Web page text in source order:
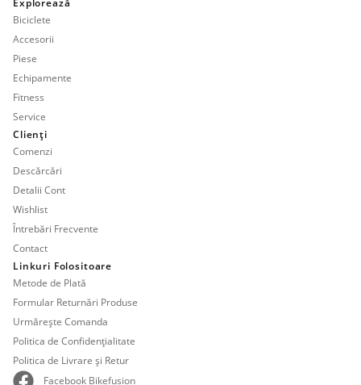
Biciclete
Accesorii
Piese
Echipamente
Fitness
Service
Clienți
Comenzi
Descărcări
Detalii Cont
Wishlist
Întrebări Frecvente
Contact
Linkuri Folositoare
Metode de Plată
Formular Returnări Produse
Urmărește Comanda
Politica de Confidențialitate
Politica de Livrare și Retur
Facebook Bikefusion